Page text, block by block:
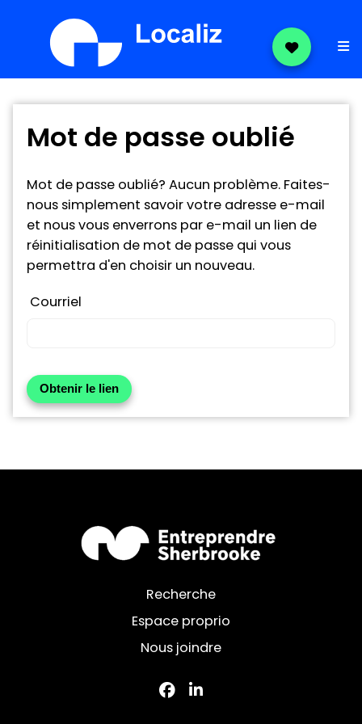
Mot de passe oublié
Mot de passe oublié? Aucun problème. Faites-
nous simplement savoir votre adresse e-mail
et nous vous enverrons par e-mail un lien de
réinitialisation de mot de passe qui vous
permettra d'en choisir un nouveau.
Courriel
Obtenir le lien
Recherche
Espace proprio
Nous joindre